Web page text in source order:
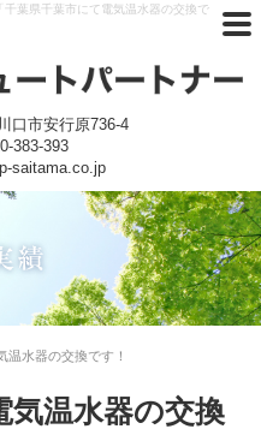
千葉県千葉市にて電気温水器の交換で
口市安行原736-4
383-393
saitama.co.jp
温水器の交換です！
気温水器の交換